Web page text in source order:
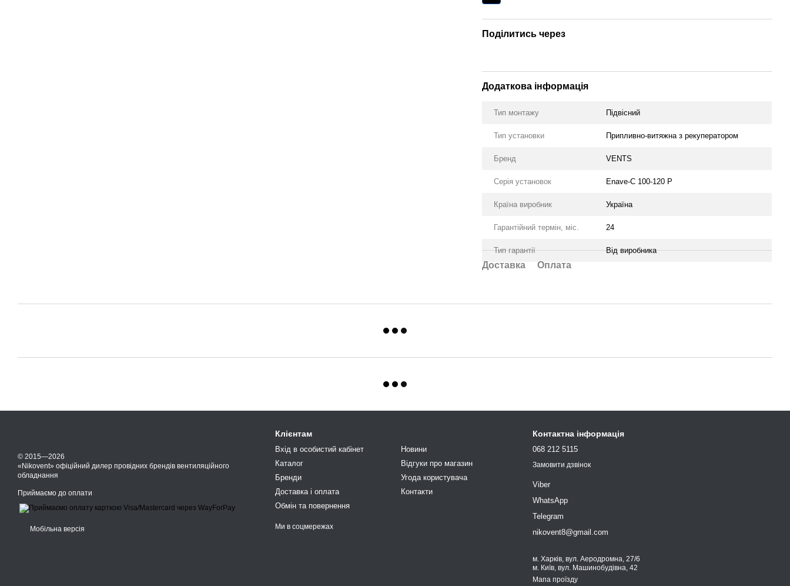
Поділитись через
Додаткова інформація
Тип монтажу Підвісний
Тип установки Припливно-витяжна з рекуператором
Бренд VENTS
Серія установок Enave-C 100-120 P
Країна виробник Україна
Гарантійний термін, міс. 24
Тип гарантії Від виробника
Доставка Оплата
© 2015—2026
«Nikovent» офіційний дилер провідних брендів вентиляційного
обладнання
Приймаємо до оплати
Мобільна версія
Клієнтам
Вхід в особистий кабінет
Каталог
Бренди
Доставка і оплата
Обмін та повернення
Новини
Відгуки про магазин
Угода користувача
Контакти
Ми в соцмережах
Контактна інформація
068 212 5115
Замовити дзвінок
Viber
WhatsApp
Telegram
nikovent8@gmail.com
м. Харків, вул. Аеродромна, 27/6
м. Київ, вул. Машинобудівна, 42
Мапа проїзду